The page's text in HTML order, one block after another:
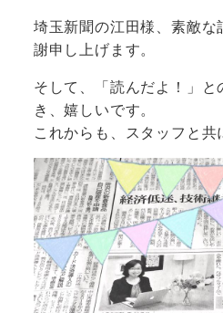
埼玉新聞の江田様、素敵
謝申し上げます。
そして、「読んだよ！」
き、嬉しいです。
これからも、スタッフと